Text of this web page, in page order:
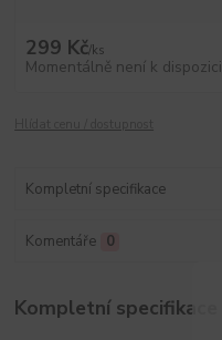
299 Kč/ks
Momentálně není k dispozici
Kompletní specifikace
Komentáře 0
Kompletní specifikace